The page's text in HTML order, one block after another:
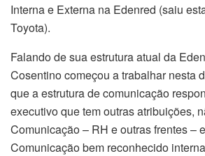
Interna e Externa na Edenred (saiu
Toyota).
Falando de sua estrutura atual da
Cosentino começou a trabalhar nesta
que a estrutura de comunicação
executivo que tem outras atribuições,
Comunicação – RH e outras frentes –
Comunicação bem reconhecido